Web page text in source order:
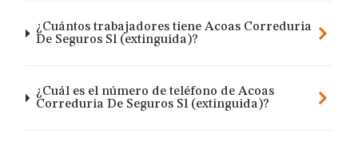
¿Cuántos trabajadores tiene Acoas Correduria
De Seguros Sl (extinguida)?
¿Cuál es el número de teléfono de Acoas
Correduria De Seguros Sl (extinguida)?